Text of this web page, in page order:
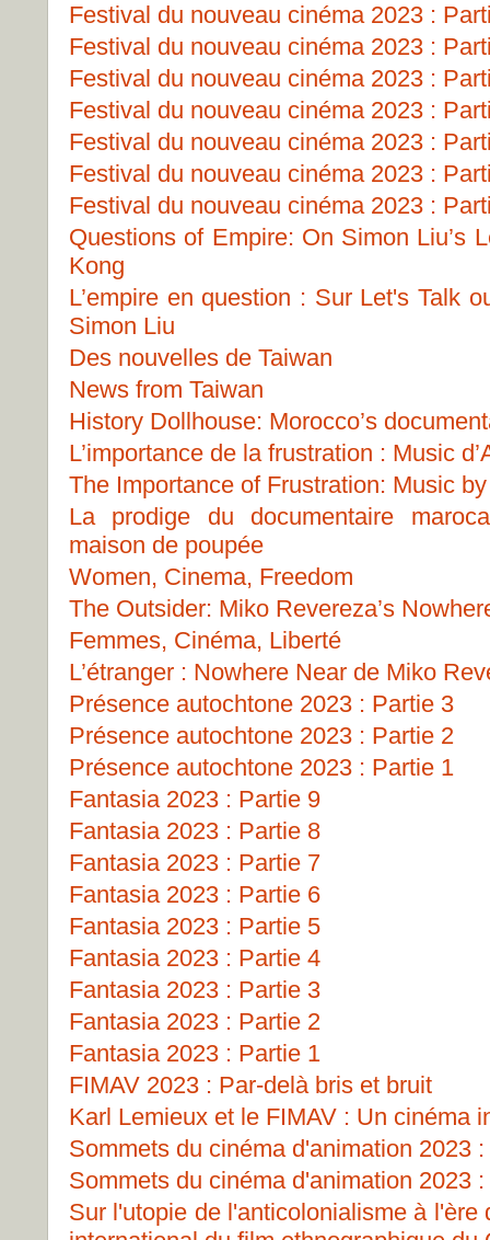
Festival du nouveau cinéma 2023 :
Festival du nouveau cinéma 2023 :
Festival du nouveau cinéma 2023 :
Festival du nouveau cinéma 2023 :
Festival du nouveau cinéma 2023 :
Festival du nouveau cinéma 2023 :
Festival du nouveau cinéma 2023 :
Questions of Empire: On Simon Liu’s
Kong
L’empire en question : Sur Let's Talk
Simon Liu
Des nouvelles de Taiwan
News from Taiwan
History Dollhouse: Morocco’s
L’importance de la frustration : Music
The Importance of Frustration: Music
La prodige du documentaire
maison de poupée
Women, Cinema, Freedom
The Outsider: Miko Revereza’s
Femmes, Cinéma, Liberté
L’étranger : Nowhere Near de Miko
Présence autochtone 2023 : Partie 3
Présence autochtone 2023 : Partie 2
Présence autochtone 2023 : Partie 1
Fantasia 2023 : Partie 9
Fantasia 2023 : Partie 8
Fantasia 2023 : Partie 7
Fantasia 2023 : Partie 6
Fantasia 2023 : Partie 5
Fantasia 2023 : Partie 4
Fantasia 2023 : Partie 3
Fantasia 2023 : Partie 2
Fantasia 2023 : Partie 1
FIMAV 2023 : Par-delà bris et bruit
Karl Lemieux et le FIMAV : Un cinéma
Sommets du cinéma d'animation 2023
Sommets du cinéma d'animation 2023
Sur l'utopie de l'anticolonialisme à